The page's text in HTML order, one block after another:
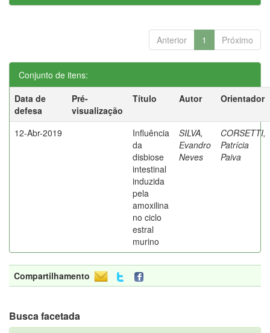
Anterior 1 Próximo
Conjunto de itens:
Data de
defesa
Pré-
visualização
Título Autor Orientador
12-Abr-2019
Influência
da
disbiose
intestinal
induzida
pela
amoxilina
no ciclo
estral
murino
SILVA,
Evandro
Neves
CORSETTI,
Patrícia
Paiva
Compartilhamento
Busca facetada